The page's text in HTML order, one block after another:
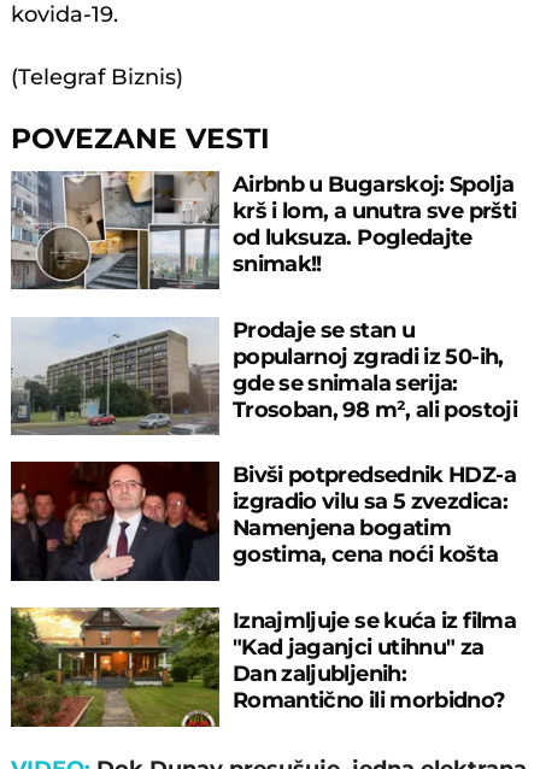
kovida-19.
(Telegraf Biznis)
POVEZANE VESTI
Airbnb u Bugarskoj: Spolja
krš i lom, a unutra sve pršti
od luksuza. Pogledajte
snimak!!
Prodaje se stan u
popularnoj zgradi iz 50-ih,
gde se snimala serija:
Trosoban, 98 m², ali postoji
Bivši potpredsednik HDZ-a
izgradio vilu sa 5 zvezdica:
Namenjena bogatim
gostima, cena noći košta
Iznajmljuje se kuća iz filma
"Kad jaganjci utihnu" za
Dan zaljubljenih:
Romantično ili morbidno?